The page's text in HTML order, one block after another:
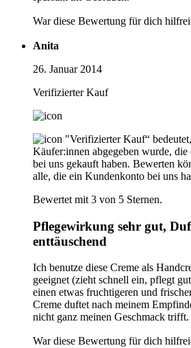
War diese Bewertung für dich
Anita
26. Januar 2014
Verifizierter Kauf
"Verifizierter Kauf“
Käufer:innen abgegeben wurde, die
bei uns gekauft haben. Bewerten
alle, die ein Kundenkonto bei uns
Bewertet mit 3 von 5 Sternen.
Pflegewirkung sehr gut,
enttäuschend
Ich benutze diese Creme als
geeignet (zieht schnell ein, pflegt
einen etwas fruchtigeren und
Creme duftet nach meinem
nicht ganz meinen Geschmack trifft.
War diese Bewertung für dich